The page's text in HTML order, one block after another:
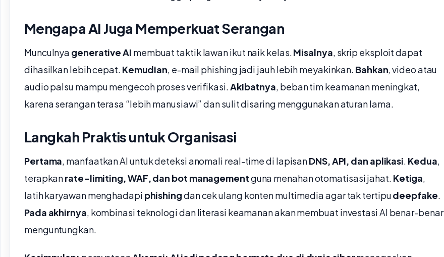
Mengapa AI Juga Memperkuat Serangan
Munculnya generative AI membuat taktik lawan ikut naik kelas.Misalnya, skrip eksploit dapat
dihasilkan lebih cepat. Kemudian, e-mail phishing jadi jauh lebih meyakinkan. Bahkan, video atau
audio palsu mampu mengecoh proses verifikasi.Akibatnya, beban tim keamanan meningkat,
karena serangan terasa “lebih manusiawi” dan sulit disaring menggunakan aturan lama.
Langkah Praktis untuk Organisasi
Pertama, manfaatkan AI untuk deteksi anomali real-time di lapisanDNS, API, dan aplikasi. Kedua,
terapkanrate-limiting, WAF, dan bot managementguna menahan otomatisasi jahat. Ketiga,
latih karyawan menghadapi phishingdan cek ulang konten multimedia agar tak tertipudeepfake.
Pada akhirnya, kombinasi teknologi dan literasi keamanan akan membuat investasi AI benar-benar
menguntungkan.